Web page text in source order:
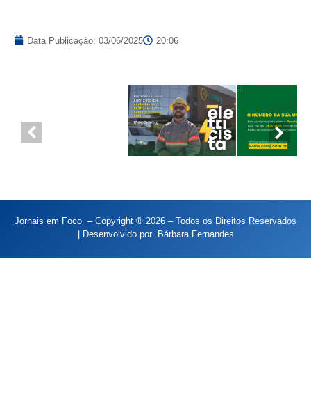
Data Publicação: 03/06/2025 20:06
Jornais em Foco – Copyright ® 2026 – Todos os Direitos Reservados
| Desenvolvido por Bárbara Fernandes